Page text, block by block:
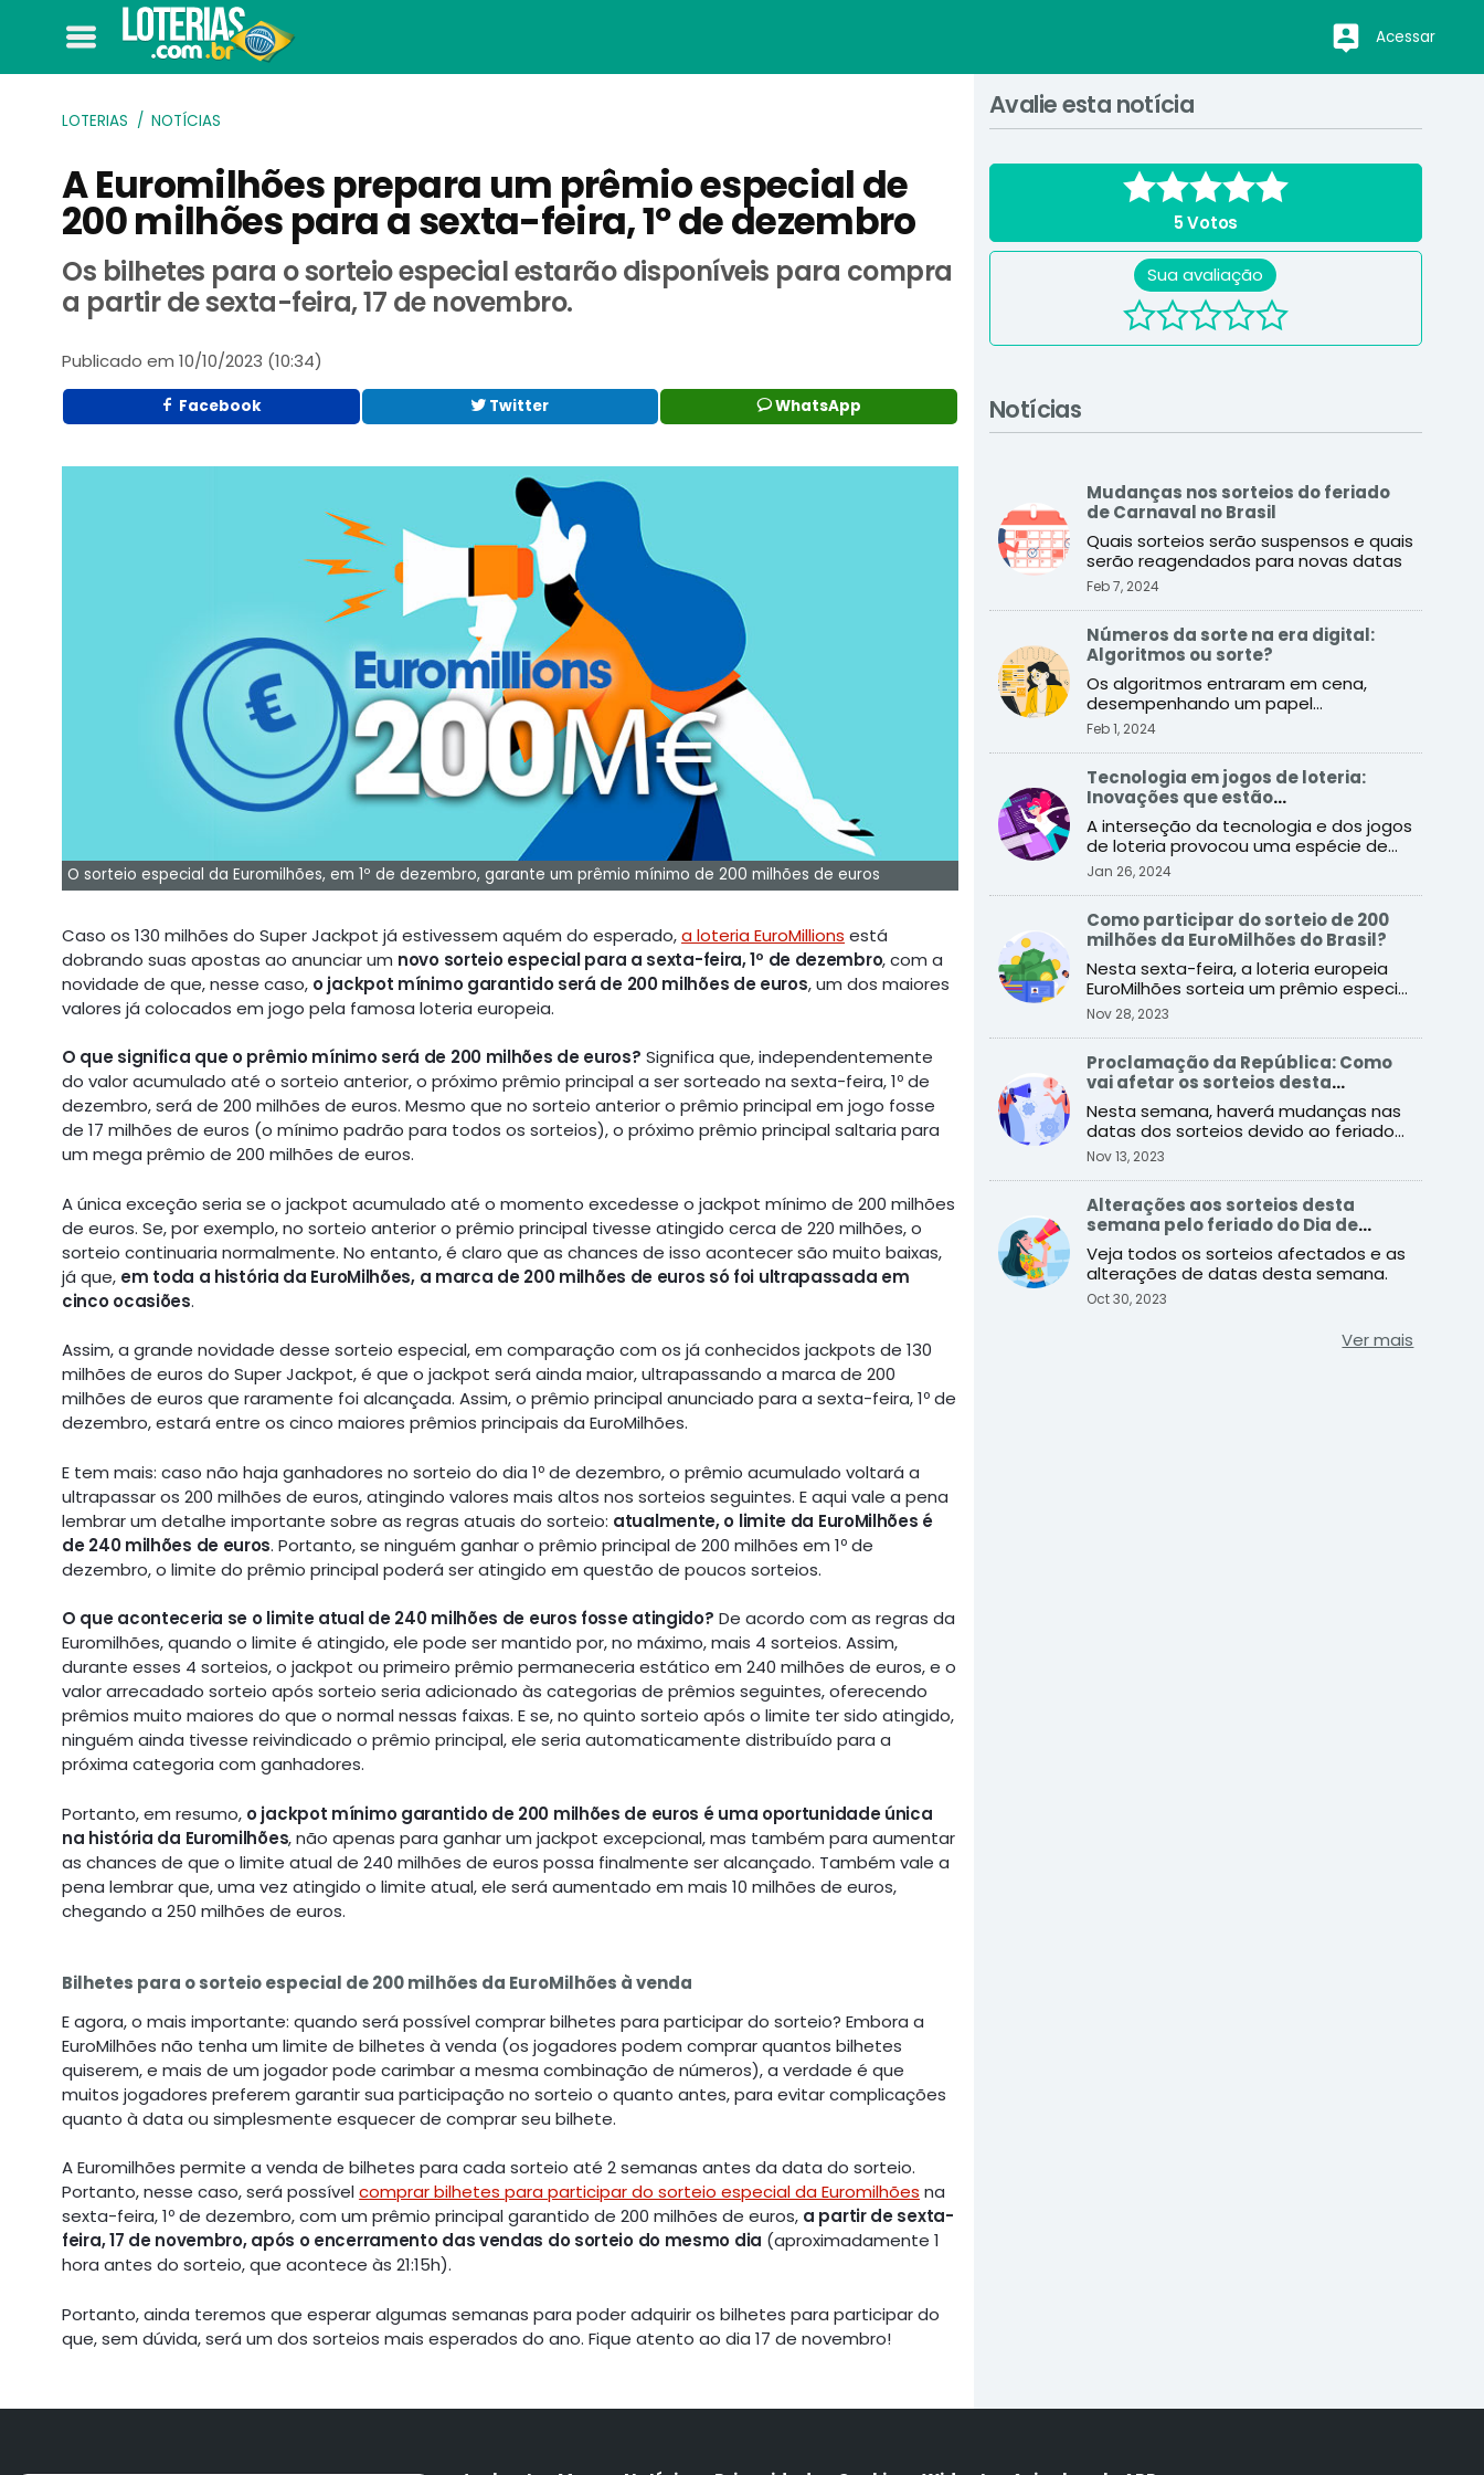
Acessar
LOTERIAS NOTÍCIAS
A Euromilhões prepara um prêmio especial de
200 milhões para a sexta-feira, 1º de dezembro
Os bilhetes para o sorteio especial estarão disponíveis para compra
a partir de sexta-feira, 17 de novembro.
Publicado em 10/10/2023 (10:34)
Facebook Twitter WhatsApp
O sorteio especial da Euromilhões, em 1º de dezembro, garante um prêmio mínimo de 200 milhões de euros
Caso os 130 milhões do Super Jackpot já estivessem aquém do esperado,a loteria EuroMillions está
dobrando suas apostas ao anunciar um novo sorteio especial para a sexta-feira, 1º de dezembro, com a
novidade de que, nesse caso, o jackpot mínimo garantido será de 200 milhões de euros, um dos maiores
valores já colocados em jogo pela famosa loteria europeia.
O que significa que o prêmio mínimo será de 200 milhões de euros? Significa que, independentemente
do valor acumulado até o sorteio anterior, o próximo prêmio principal a ser sorteado na sexta-feira, 1º de
dezembro, será de 200 milhões de euros. Mesmo que no sorteio anterior o prêmio principal em jogo fosse
de 17 milhões de euros (o mínimo padrão para todos os sorteios), o próximo prêmio principal saltaria para
um mega prêmio de 200 milhões de euros.
A única exceção seria se o jackpot acumulado até o momento excedesse o jackpot mínimo de 200 milhões
de euros. Se, por exemplo, no sorteio anterior o prêmio principal tivesse atingido cerca de 220 milhões, o
sorteio continuaria normalmente. No entanto, é claro que as chances de isso acontecer são muito baixas,
já que, em toda a história da EuroMilhões, a marca de 200 milhões de euros só foi ultrapassada em
cinco ocasiões.
Assim, a grande novidade desse sorteio especial, em comparação com os já conhecidos jackpots de 130
milhões de euros do Super Jackpot, é que o jackpot será ainda maior, ultrapassando a marca de 200
milhões de euros que raramente foi alcançada. Assim, o prêmio principal anunciado para a sexta-feira, 1º de
dezembro, estará entre os cinco maiores prêmios principais da EuroMilhões.
E tem mais: caso não haja ganhadores no sorteio do dia 1º de dezembro, o prêmio acumulado voltará a
ultrapassar os 200 milhões de euros, atingindo valores mais altos nos sorteios seguintes. E aqui vale a pena
lembrar um detalhe importante sobre as regras atuais do sorteio: atualmente, o limite da EuroMilhões é
de 240 milhões de euros. Portanto, se ninguém ganhar o prêmio principal de 200 milhões em 1º de
dezembro, o limite do prêmio principal poderá ser atingido em questão de poucos sorteios.
O que aconteceria se o limite atual de 240 milhões de euros fosse atingido? De acordo com as regras da
Euromilhões, quando o limite é atingido, ele pode ser mantido por, no máximo, mais 4 sorteios. Assim,
durante esses 4 sorteios, o jackpot ou primeiro prêmio permaneceria estático em 240 milhões de euros, e o
valor arrecadado sorteio após sorteio seria adicionado às categorias de prêmios seguintes, oferecendo
prêmios muito maiores do que o normal nessas faixas. E se, no quinto sorteio após o limite ter sido atingido,
ninguém ainda tivesse reivindicado o prêmio principal, ele seria automaticamente distribuído para a
próxima categoria com ganhadores.
Portanto, em resumo, o jackpot mínimo garantido de 200 milhões de euros é uma oportunidade única
na história da Euromilhões, não apenas para ganhar um jackpot excepcional, mas também para aumentar
as chances de que o limite atual de 240 milhões de euros possa finalmente ser alcançado. Também vale a
pena lembrar que, uma vez atingido o limite atual, ele será aumentado em mais 10 milhões de euros,
chegando a 250 milhões de euros.
Bilhetes para o sorteio especial de 200 milhões da EuroMilhões à venda
E agora, o mais importante: quando será possível comprar bilhetes para participar do sorteio? Embora a
EuroMilhões não tenha um limite de bilhetes à venda (os jogadores podem comprar quantos bilhetes
quiserem, e mais de um jogador pode carimbar a mesma combinação de números), a verdade é que
muitos jogadores preferem garantir sua participação no sorteio o quanto antes, para evitar complicações
quanto à data ou simplesmente esquecer de comprar seu bilhete.
A Euromilhões permite a venda de bilhetes para cada sorteio até 2 semanas antes da data do sorteio.
Portanto, nesse caso, será possívelcomprar bilhetes para participar do sorteio especial da Euromilhões na
sexta-feira, 1º de dezembro, com um prêmio principal garantido de 200 milhões de euros, a partir de sexta-
feira, 17 de novembro, após o encerramento das vendas do sorteio do mesmo dia (aproximadamente 1
hora antes do sorteio, que acontece às 21:15h).
Portanto, ainda teremos que esperar algumas semanas para poder adquirir os bilhetes para participar do
que, sem dúvida, será um dos sorteios mais esperados do ano. Fique atento ao dia 17 de novembro!
Avalie esta notícia
5Votos
Sua avaliação
Notícias
Mudanças nos sorteios do feriado
de Carnaval no Brasil
Quais sorteios serão suspensos e quais
serão reagendados para novas datas
Feb 7, 2024
Números da sorte na era digital:
Algoritmos ou sorte?
Os algoritmos entraram em cena,
desempenhando um papel
fundamental ao imitar a aleatoriedade
de ...
Feb 1, 2024
Tecnologia em jogos de loteria:
Inovações que estão
transformando o setor
A interseção da tecnologia e dos jogos
de loteria provocou uma espécie de
Jan 26, 2024
Como participar do sorteio de 200
milhões da EuroMilhões do Brasil?
Nesta sexta-feira, a loteria europeia
EuroMilhões sorteia um prêmio especial
de 200 milhões de e ...
Nov 28, 2023
Proclamação da República: Como
vai afetar os sorteios desta
semana?
Nesta semana, haverá mudanças nas
datas dos sorteios devido ao feriado
da Proclamação da Repúbli ...
Nov 13, 2023
Alterações aos sorteios desta
semana pelo feriado do Dia de
Finados
Veja todos os sorteios afectados e as
alterações de datas desta semana.
Oct 30, 2023
Ver mais